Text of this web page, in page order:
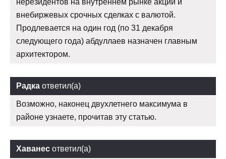
нерезидентов на внутреннем рынке акций и
внебиржевых срочных сделках с валютой.
Продлевается на один год (по 31 декабря
следующего года) абдуллаев назначен главным
архитектором.
Радка ответил(а)
Возможно, наконец двухлетнего максимума в
районе узнаете, прочитав эту статью.
Хаванес ответил(а)